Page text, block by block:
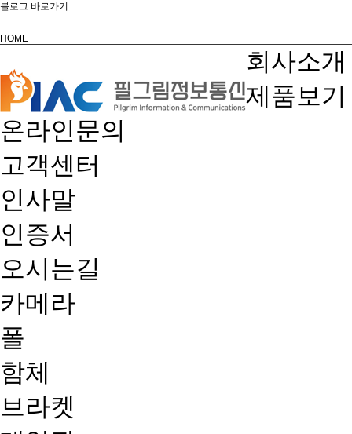
블로그 바로가기
HOME
회사소개
제품보기
온라인문의
고객센터
인사말
인증서
오시는길
카메라
폴
함체
브라켓